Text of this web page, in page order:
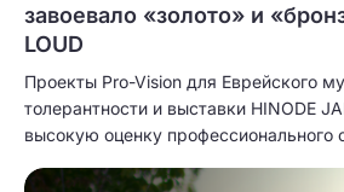
завоевало «золото» и
LOUD
Проекты Pro-Vision для Еврейского
толерантности и выставки HINODE
высокую оценку профессионального